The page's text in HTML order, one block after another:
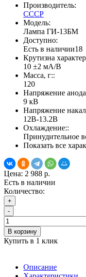
Производитель:
СССР
Модель:
Лампа ГИ-13БМ
Доступно:
Есть в наличии18
Крутизна
10 ±2 мА/В
Масса, г::
120
Напряжение
9 кВ
Напряжение
12В-13.2В
Охлаждение::
Принудительное
Показать все
Цена: 2 988 р.
Есть в наличии
Количество:
+
-
В корзину
Купить в 1 клик
Описание